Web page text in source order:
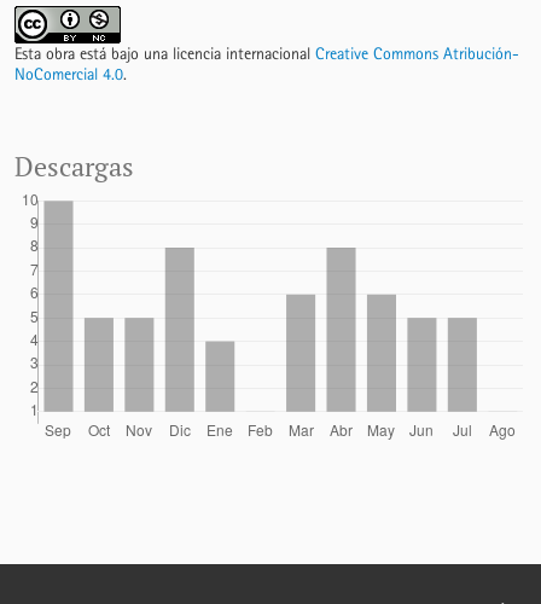
Esta obra está bajo una licencia internacional Creative Commons Atribución-
NoComercial 4.0.
Descargas